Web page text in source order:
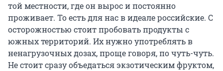
той местности, где он вырос и постоянно
проживает. То есть для нас в идеале российские. С
осторожностью стоит пробовать продукты с
южных территорий. Их нужно употреблять в
ненагрузочных дозах, проще говоря, по чуть-чуть.
Не стоит сразу объедаться экзотическим фруктом,